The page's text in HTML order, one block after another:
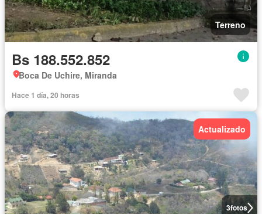
Terreno
Bs 188.552.852
Boca De Uchire, Miranda
Hace 1 día, 20 horas
3fotos
Actualizado